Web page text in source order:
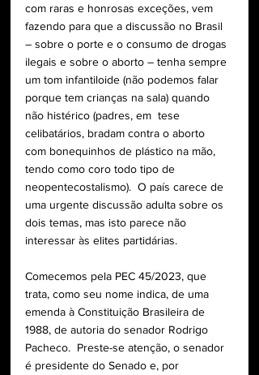
com raras e honrosas exceções, vem
fazendo para que a discussão no Brasil
– sobre o porte e o consumo de drogas
ilegais e sobre o aborto – tenha sempre
um tom infantiloide (não podemos falar
porque tem crianças na sala) quando
não histérico (padres, em  tese
celibatários, bradam contra o aborto
com bonequinhos de plástico na mão,
tendo como coro todo tipo de
neopentecostalismo).  O país carece de
uma urgente discussão adulta sobre os
dois temas, mas isto parece não
interessar às elites partidárias.
Comecemos pela PEC 45/2023, que
trata, como seu nome indica, de uma
emenda à Constituição Brasileira de
1988, de autoria do senador Rodrigo
Pacheco.  Preste-se atenção, o senador
é presidente do Senado e, por